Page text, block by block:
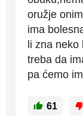
oružje
ima
li zna
treba da
pa ćemo
61